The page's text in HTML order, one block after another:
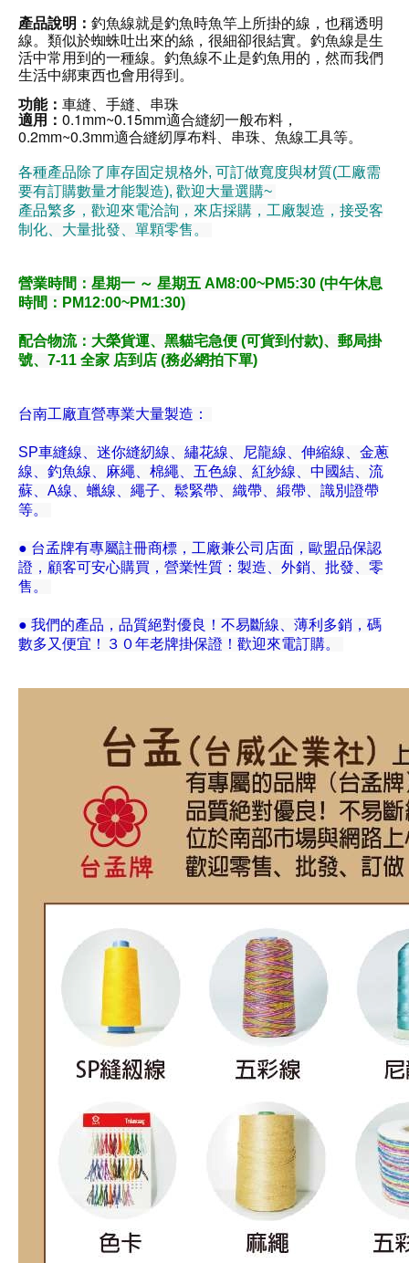
產品說明： 釣魚線就是釣魚時魚竿上所掛的線，也稱透明
線。類似於蜘蛛吐出來的絲，很細卻很結實。釣魚線是生
活中常用到的一種線。釣魚線不止是釣魚用的，然而我們
生活中綁東西也會用得到。
功能： 車縫、手縫、串珠
適用： 0.1mm~0.15mm適合縫紉一般布料 ，
0.2mm~0.3mm適合縫紉厚布料、串珠、魚線工具等。
各種產品除了庫存固定規格外, 可訂做寬度與材質(工廠需
要有訂購數量才能製造), 歡迎大量選購~
產品繁多，歡迎來電洽詢，來店採購，工廠製造，接受客
制化、大量批發、單顆零售。
營業時間：星期一 ～ 星期五 AM8:00~PM5:30 (中午休息
時間：PM12:00~PM1:30)
配合物流：大榮貨運、黑貓宅急便 (可貨到付款)、郵局掛
號、7-11 全家 店到店 (務必網拍下單)
台南工廠直營專業大量製造：
SP車縫線、迷你縫紉線、繡花線、尼龍線、伸縮線、金蔥
線、釣魚線、麻繩、棉繩、五色線、紅紗線、中國結、流
蘇、A線、蠟線、繩子、鬆緊帶、織帶、緞帶、識別證帶
等。
● 台孟牌有專屬註冊商標，工廠兼公司店面，歐盟品保認
證，顧客可安心購買，營業性質：製造、外銷、批發、零
售。
● 我們的產品，品質絕對優良！不易斷線、薄利多銷，碼
數多又便宜！３０年老牌掛保證！歡迎來電訂購。